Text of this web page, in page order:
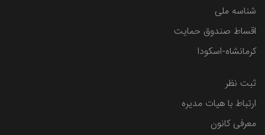
شناسه ملی
اقساط صندوق حمایت
کرمانشاه-اسکودا
ثبت نظر
ارتباط با هیات مدیره
معرفی کانون